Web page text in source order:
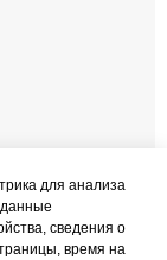
для анализа
сведения о
время на